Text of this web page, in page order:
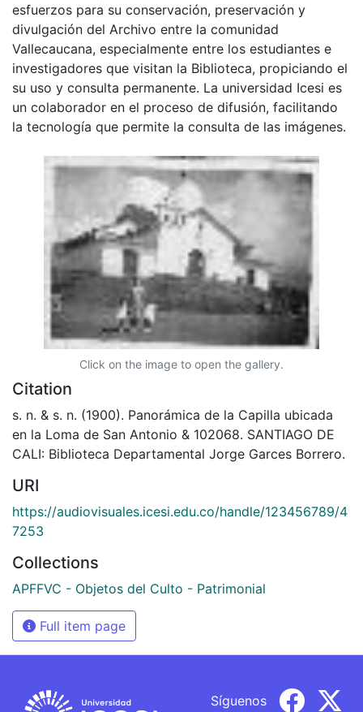
esfuerzos para su conservación, preservación y
divulgación del Archivo entre la comunidad
Vallecaucana, especialmente entre los estudiantes e
investigadores que visitan la Biblioteca, propiciando el
su uso y consulta permanente. La universidad Icesi es
un colaborador en el proceso de difusión, facilitando
la tecnología que permite la consulta de las imágenes.
Click on the image to open the gallery.
Citation
s. n. & s. n. (1900). Panorámica de la Capilla ubicada
en la Loma de San Antonio & 102068. SANTIAGO DE
CALI: Biblioteca Departamental Jorge Garces Borrero.
URI
https://audiovisuales.icesi.edu.co/handle/123456789/4
7253
Collections
APFFVC - Objetos del Culto - Patrimonial
Full item page
Síguenos